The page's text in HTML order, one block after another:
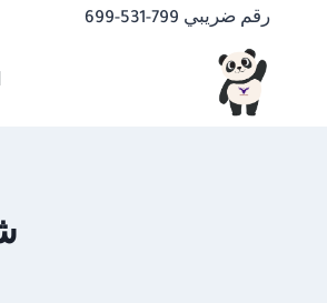
المحتوى
رقم ضريبي 799-531-699